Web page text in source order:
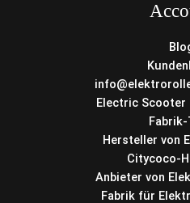
Electric
Hersteller von
Citycoco-
Anbieter von
Fabrik für